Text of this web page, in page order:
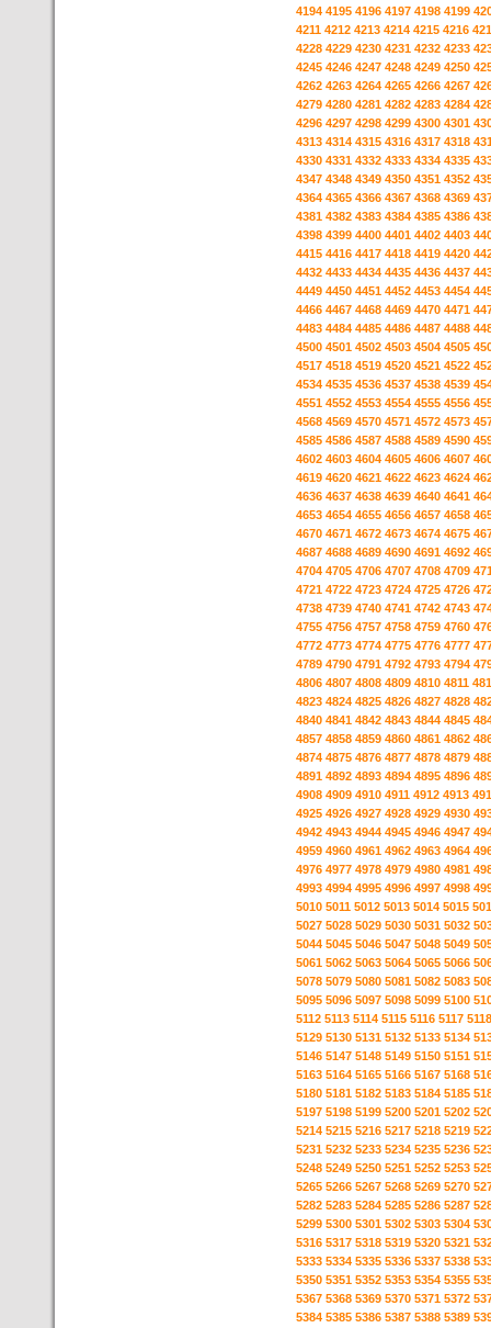
4194 4195 4196 4197 4198 4199
4211 4212 4213 4214 4215 4216
4228 4229 4230 4231 4232 4233
4245 4246 4247 4248 4249 4250
4262 4263 4264 4265 4266 4267
4279 4280 4281 4282 4283 4284
4296 4297 4298 4299 4300 4301
4313 4314 4315 4316 4317 4318
4330 4331 4332 4333 4334 4335
4347 4348 4349 4350 4351 4352
4364 4365 4366 4367 4368 4369
4381 4382 4383 4384 4385 4386
4398 4399 4400 4401 4402 4403
4415 4416 4417 4418 4419 4420
4432 4433 4434 4435 4436 4437
4449 4450 4451 4452 4453 4454
4466 4467 4468 4469 4470 4471
4483 4484 4485 4486 4487 4488
4500 4501 4502 4503 4504 4505
4517 4518 4519 4520 4521 4522
4534 4535 4536 4537 4538 4539
4551 4552 4553 4554 4555 4556
4568 4569 4570 4571 4572 4573
4585 4586 4587 4588 4589 4590
4602 4603 4604 4605 4606 4607
4619 4620 4621 4622 4623 4624
4636 4637 4638 4639 4640 4641
4653 4654 4655 4656 4657 4658
4670 4671 4672 4673 4674 4675
4687 4688 4689 4690 4691 4692
4704 4705 4706 4707 4708 4709
4721 4722 4723 4724 4725 4726
4738 4739 4740 4741 4742 4743
4755 4756 4757 4758 4759 4760
4772 4773 4774 4775 4776 4777
4789 4790 4791 4792 4793 4794
4806 4807 4808 4809 4810 4811
4823 4824 4825 4826 4827 4828
4840 4841 4842 4843 4844 4845
4857 4858 4859 4860 4861 4862
4874 4875 4876 4877 4878 4879
4891 4892 4893 4894 4895 4896
4908 4909 4910 4911 4912 4913
4925 4926 4927 4928 4929 4930
4942 4943 4944 4945 4946 4947
4959 4960 4961 4962 4963 4964
4976 4977 4978 4979 4980 4981
4993 4994 4995 4996 4997 4998
5010 5011 5012 5013 5014 5015
5027 5028 5029 5030 5031 5032
5044 5045 5046 5047 5048 5049
5061 5062 5063 5064 5065 5066
5078 5079 5080 5081 5082 5083
5095 5096 5097 5098 5099 5100
5112 5113 5114 5115 5116 5117 5118
5129 5130 5131 5132 5133 5134
5146 5147 5148 5149 5150 5151
5163 5164 5165 5166 5167 5168
5180 5181 5182 5183 5184 5185
5197 5198 5199 5200 5201 5202
5214 5215 5216 5217 5218 5219
5231 5232 5233 5234 5235 5236
5248 5249 5250 5251 5252 5253
5265 5266 5267 5268 5269 5270
5282 5283 5284 5285 5286 5287
5299 5300 5301 5302 5303 5304
5316 5317 5318 5319 5320 5321
5333 5334 5335 5336 5337 5338
5350 5351 5352 5353 5354 5355
5367 5368 5369 5370 5371 5372
5384 5385 5386 5387 5388 5389